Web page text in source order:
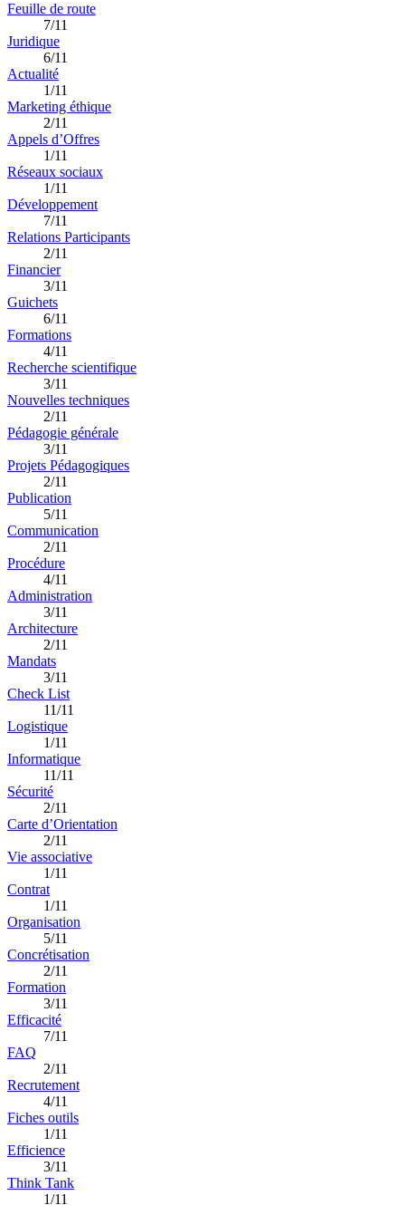
Feuille de route
7/11
Juridique
6/11
Actualité
1/11
Marketing éthique
2/11
Appels d’Offres
1/11
Réseaux sociaux
1/11
Développement
7/11
Relations Participants
2/11
Financier
3/11
Guichets
6/11
Formations
4/11
Recherche scientifique
3/11
Nouvelles techniques
2/11
Pédagogie générale
3/11
Projets Pédagogiques
2/11
Publication
5/11
Communication
2/11
Procédure
4/11
Administration
3/11
Architecture
2/11
Mandats
3/11
Check List
11/11
Logistique
1/11
Informatique
11/11
Sécurité
2/11
Carte d’Orientation
2/11
Vie associative
1/11
Contrat
1/11
Organisation
5/11
Concrétisation
2/11
Formation
3/11
Efficacité
7/11
FAQ
2/11
Recrutement
4/11
Fiches outils
1/11
Efficience
3/11
Think Tank
1/11